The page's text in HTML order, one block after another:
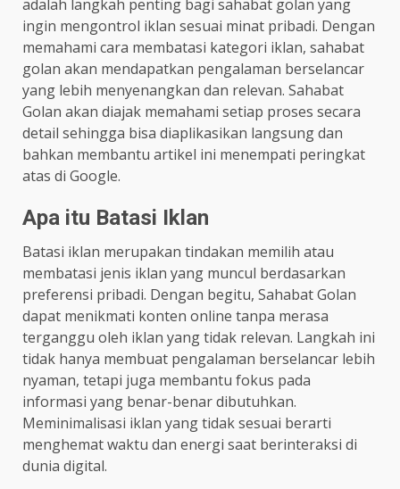
adalah langkah penting bagi sahabat golan yang
ingin mengontrol iklan sesuai minat pribadi. Dengan
memahami cara membatasi kategori iklan, sahabat
golan akan mendapatkan pengalaman berselancar
yang lebih menyenangkan dan relevan. Sahabat
Golan akan diajak memahami setiap proses secara
detail sehingga bisa diaplikasikan langsung dan
bahkan membantu artikel ini menempati peringkat
atas di Google.
Apa itu Batasi Iklan
Batasi iklan merupakan tindakan memilih atau
membatasi jenis iklan yang muncul berdasarkan
preferensi pribadi. Dengan begitu, Sahabat Golan
dapat menikmati konten online tanpa merasa
terganggu oleh iklan yang tidak relevan. Langkah ini
tidak hanya membuat pengalaman berselancar lebih
nyaman, tetapi juga membantu fokus pada
informasi yang benar-benar dibutuhkan.
Meminimalisasi iklan yang tidak sesuai berarti
menghemat waktu dan energi saat berinteraksi di
dunia digital.